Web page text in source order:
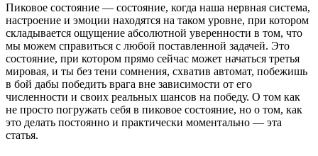
Пиковое состояние — состояние, когда наша нервная система,
настроение и эмоции находятся на таком уровне, при котором
складывается ощущение абсолютной уверенности в том, что
мы можем справиться с любой поставленной задачей. Это
состояние, при котором прямо сейчас может начаться третья
мировая, и ты без тени сомнения, схватив автомат, побежишь
в бой дабы победить врага вне зависимости от его
численности и своих реальных шансов на победу. О том как
не просто погружать себя в пиковое состояние, но о том, как
это делать постоянно и практически моментально — эта
статья.